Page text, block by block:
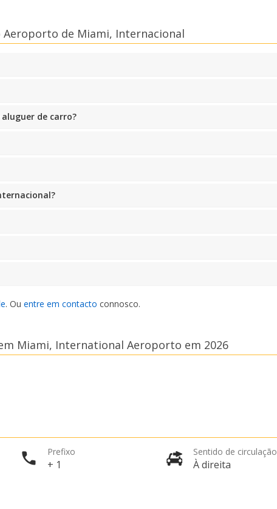
Aeroporto de Miami, Internacional
de carro?
. Ou entre em contacto connosco.
Miami, International Aeroporto em 2026
Prefixo
+ 1
Sentido de circulação
À direita